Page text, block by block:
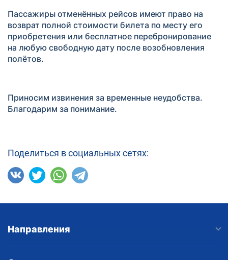
Пассажиры отменённых рейсов имеют право на
возврат полной стоимости билета по месту его
приобретения или бесплатное перебронирование
на любую свободную дату после возобновления
полётов.
Приносим извинения за временные неудобства.
Благодарим за понимание.
Поделиться в социальных сетях:
Направления